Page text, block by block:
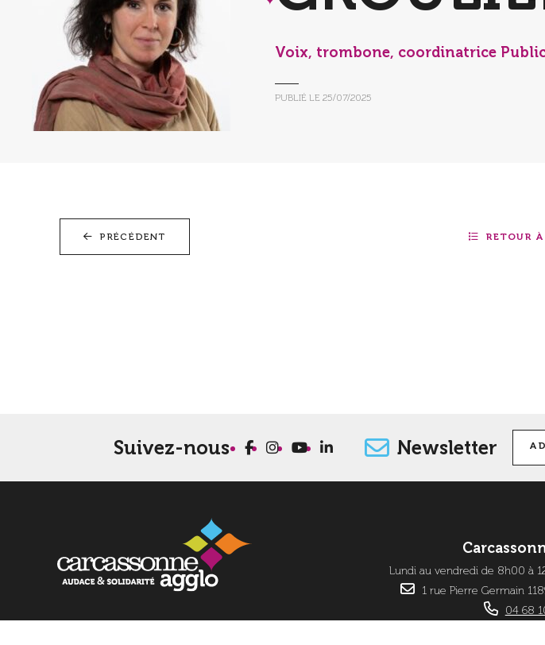
Voix, trombone, coordinatrice
PUBLIÉ LE 25/07/2025
PRÉCÉDENT RETOUR
Suivez-nous Newsletter
Lundi au vendredi de 8h00 à
1 rue Pierre Germain
04 68